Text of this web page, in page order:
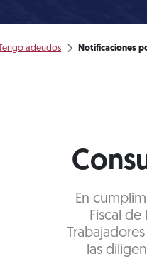
adeudos Notificaciones
En
Fiscal
las